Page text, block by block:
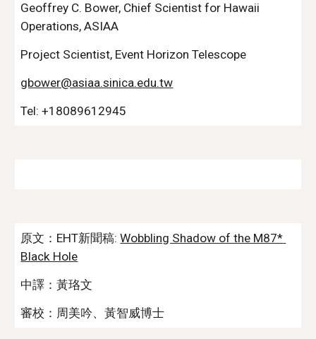
Geoffrey C. Bower, Chief Scientist for Hawaii
Operations, ASIAA
Project Scientist, Event Horizon Telescope
gbower@asiaa.sinica.edu.tw
Tel: +18089612945
原文：EHT新聞稿: Wobbling Shadow of the M87*
Black Hole
中譯：黃珞文
審校：周美吟、黃智威博士